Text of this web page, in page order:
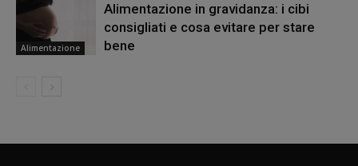
Alimentazione
Alimentazione in gravidanza: i cibi
consigliati e cosa evitare per stare
bene